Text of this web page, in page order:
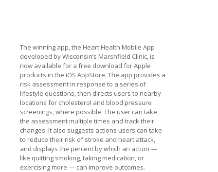
The winning app, the Heart Health Mobile App
developed by Wisconsin’s Marshfield Clinic, is
now available for a free download for Apple
products in the iOS AppStore. The app provides a
risk assessment in response to a series of
lifestyle questions, then directs users to nearby
locations for cholesterol and blood pressure
screenings, where possible. The user can take
the assessment multiple times and track their
changes. It also suggests actions users can take
to reduce their risk of stroke and heart attack,
and displays the percent by which an action —
like quitting smoking, taking medication, or
exercising more — can improve outcomes.